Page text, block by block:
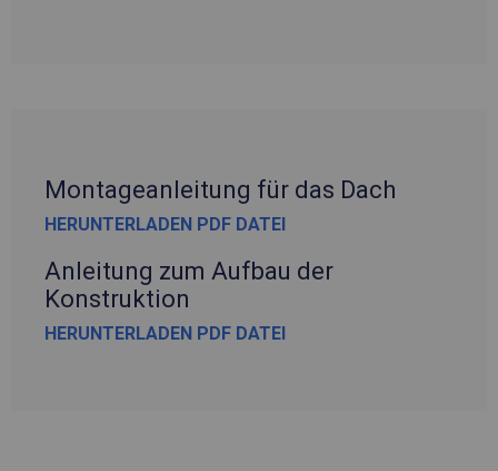
Montageanleitung für das Dach
HERUNTERLADEN PDF DATEI
Anleitung zum Aufbau der
Konstruktion
HERUNTERLADEN PDF DATEI